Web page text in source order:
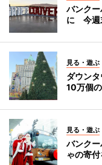
バンク
に 今週
見る・遊ぶ
ダウン
10万個
見る・遊ぶ
バンク
ゃの寄